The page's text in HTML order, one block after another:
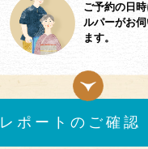
ご予約の日
ルパーがお
ます。
レポートのご確認